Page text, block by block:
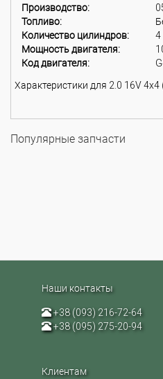
Производство:
Топливо:
Количество цилиндров:
4
Мощность двигателя:
Код двигателя:
Характеристики для 2.0 16V
Популярные запчасти
Наши контакты
+38 (093) 216-72-64
+38 (095) 275-20-94
Клиентам